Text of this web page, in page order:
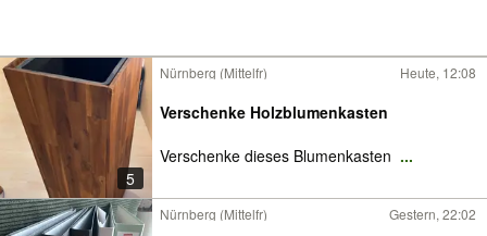
5
Nürnberg (Mittelfr) Heute, 12:08
Verschenke Holzblumenkasten
Verschenke dieses Blumenkasten ...
Nürnberg (Mittelfr) Gestern, 22:02